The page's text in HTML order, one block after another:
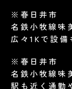
※春日井市
名鉄小牧線味
広々1Kで設備
※春日井市
名鉄小牧線
駅も近く通勤